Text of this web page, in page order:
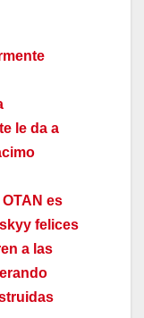
le da a
es
felices
a las